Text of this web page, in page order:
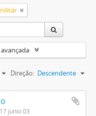
Direção: Descendente
junio 03